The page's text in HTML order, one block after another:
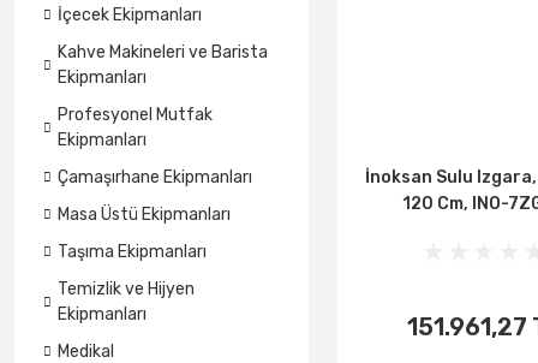
İçecek Ekipmanları
Kahve Makineleri ve Barista
Ekipmanları
Profesyonel Mutfak
Ekipmanları
Çamaşırhane Ekipmanları
Masa Üstü Ekipmanları
Taşıma Ekipmanları
Temizlik ve Hijyen
Ekipmanları
Medikal
İnoksan Sulu Izgara,
120 Cm, INO-
151.961,27
SEPETE